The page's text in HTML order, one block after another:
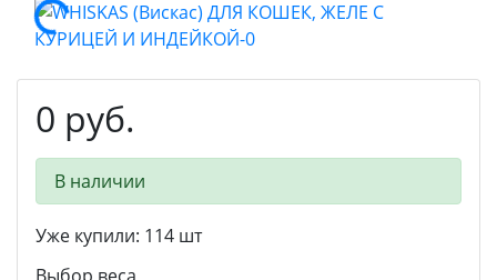
0 руб.
В наличии
Уже купили: 114 шт